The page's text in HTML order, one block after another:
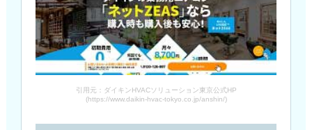
引用元：ダイキンHVACソリューション東京公式HP
(https://www.daikin-hvac-tokyo.co.jp/anshin/)